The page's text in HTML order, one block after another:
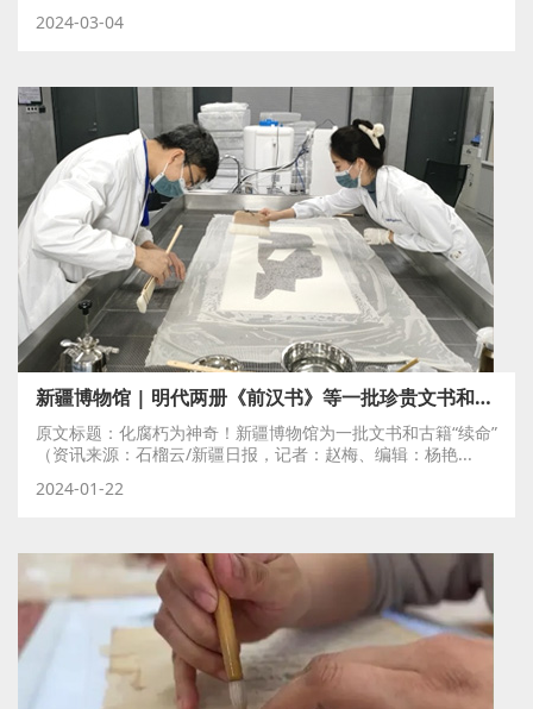
2024-03-04
新疆博物馆 | 明代两册《前汉书》等一批珍贵文书和古籍，重现昔日风采
原文标题：化腐朽为神奇！新疆博物馆为一批文书和古籍“续命”
（资讯来源：石榴云/新疆日报，记者：赵梅、编辑：杨艳...
2024-01-22